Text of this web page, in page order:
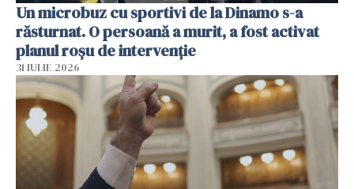
Un microbuz cu sportivi de la Dinamo s-a
răsturnat. O persoană a murit, a fost activat
planul roșu de intervenție
31 IULIE 2026